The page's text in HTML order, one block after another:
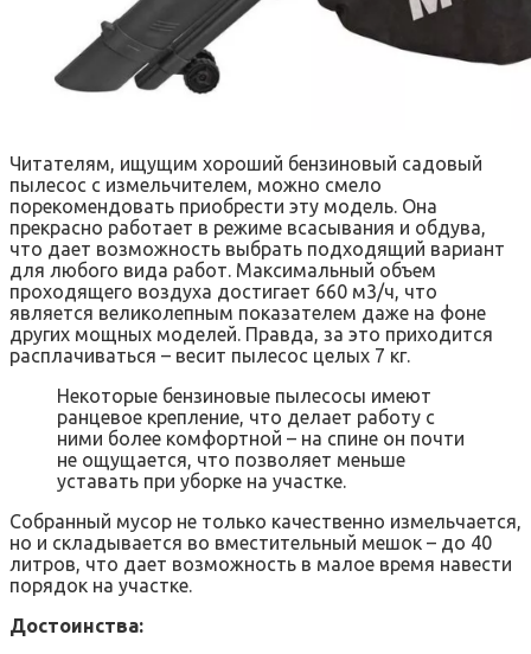
Читателям, ищущим хороший бензиновый садовый
пылесос с измельчителем, можно смело
порекомендовать приобрести эту модель. Она
прекрасно работает в режиме всасывания и обдува,
что дает возможность выбрать подходящий вариант
для любого вида работ. Максимальный объем
проходящего воздуха достигает 660 м3/ч, что
является великолепным показателем даже на фоне
других мощных моделей. Правда, за это приходится
расплачиваться – весит пылесос целых 7 кг.
Некоторые бензиновые пылесосы имеют
ранцевое крепление, что делает работу с
ними более комфортной – на спине он почти
не ощущается, что позволяет меньше
уставать при уборке на участке.
Собранный мусор не только качественно измельчается,
но и складывается во вместительный мешок – до 40
литров, что дает возможность в малое время навести
порядок на участке.
Достоинства: